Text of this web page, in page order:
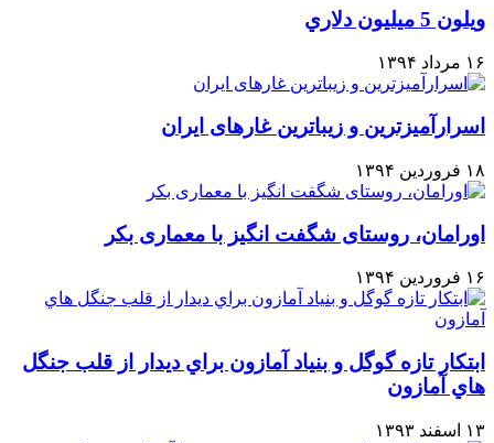
ويلون 5 ميليون دلاري
۱۶ مرداد ۱۳۹۴
اسرارآمیزترین و زیباترین غارهای ایران
۱۸ فروردین ۱۳۹۴
اورامان، روستای شگفت انگیز با معماری بکر
۱۶ فروردین ۱۳۹۴
ابتكار تازه گوگل و بنياد آمازون براي ديدار از قلب جنگل
هاي آمازون
۱۳ اسفند ۱۳۹۳